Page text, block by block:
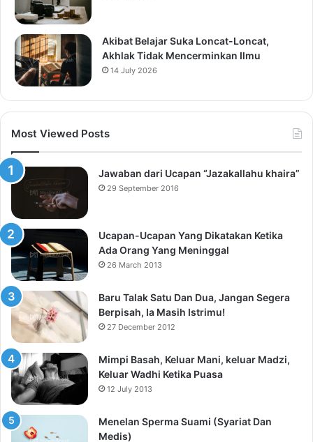
Akibat Belajar Suka Loncat-Loncat,
Akhlak Tidak Mencerminkan Ilmu
14 July 2026
Most Viewed Posts
Jawaban dari Ucapan “Jazakallahu khaira”
29 September 2016
Ucapan-Ucapan Yang Dikatakan Ketika
Ada Orang Yang Meninggal
26 March 2013
Baru Talak Satu Dan Dua, Jangan Segera
Berpisah, Ia Masih Istrimu!
27 December 2012
Mimpi Basah, Keluar Mani, keluar Madzi,
Keluar Wadhi Ketika Puasa
12 July 2013
Menelan Sperma Suami (Syariat Dan
Medis)